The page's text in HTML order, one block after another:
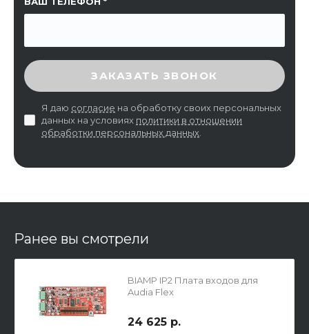
ВВЕДИТЕ ПРОВЕРОЧНЫЙ КОД
ЗАКАЗАТЬ ЗВОНОК
Я даю согласие на обработку своих персональных
данных на условиях политики в отношении
обработки персональных данных
Ранее вы смотрели
BIAMP IP2 Плата входов для
Audia Flex
24 625 р.